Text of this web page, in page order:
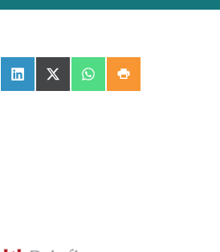
on Email
Share on LinkedIn
Share on X (Twitter)
Share on WhatsApp
Share on Print